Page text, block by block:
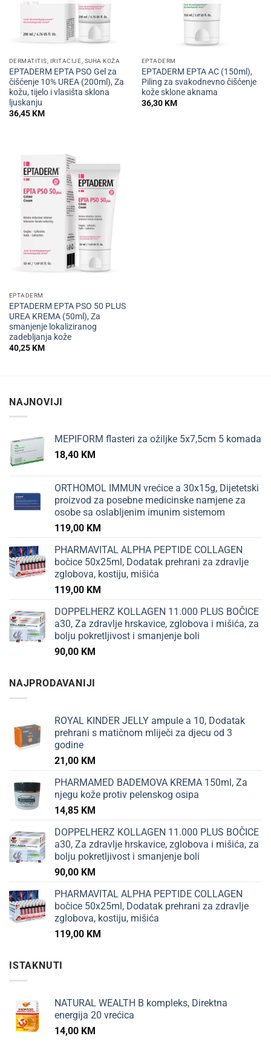
DERMATITIS, IRITACIJE, SUHA KOŽA
EPTADERM EPTA PSO Gel za
čišćenje 10% UREA (200ml), Za
kožu, tijelo i vlasišta sklona
ljuskanju
36,45KM
EPTADERM
EPTADERM EPTA AC (150ml),
Piling za svakodnevno čišćenje
kože sklone aknama
36,30KM
EPTADERM
EPTADERM EPTA PSO 50 PLUS
UREA KREMA (50ml), Za
smanjenje lokaliziranog
zadebljanja kože
40,25KM
NAJNOVIJI
MEPIFORM flasteri za ožiljke 5x7,5cm 5 komada
18,40 KM
ORTHOMOL IMMUN vrećice a 30x15g, Dijetetski
proizvod za posebne medicinske namjene za
osobe sa oslabljenim imunim sistemom
119,00 KM
PHARMAVITAL ALPHA PEPTIDE COLLAGEN
bočice 50x25ml, Dodatak prehrani za zdravlje
zglobova, kostiju, mišića
119,00 KM
DOPPELHERZ KOLLAGEN 11.000 PLUS BOČICE
a30, Za zdravlje hrskavice, zglobova i mišića, za
bolju pokretljivost i smanjenje boli
90,00 KM
NAJPRODAVANIJI
ROYAL KINDER JELLY ampule a 10, Dodatak
prehrani s matičnom mliječi za djecu od 3
godine
21,00 KM
PHARMAMED BADEMOVA KREMA 150ml, Za
njegu kože protiv pelenskog osipa
14,85 KM
DOPPELHERZ KOLLAGEN 11.000 PLUS BOČICE
a30, Za zdravlje hrskavice, zglobova i mišića, za
bolju pokretljivost i smanjenje boli
90,00 KM
PHARMAVITAL ALPHA PEPTIDE COLLAGEN
bočice 50x25ml, Dodatak prehrani za zdravlje
zglobova, kostiju, mišića
119,00 KM
ISTAKNUTI
NATURAL WEALTH B kompleks, Direktna
energija 20 vrećica
14,00 KM